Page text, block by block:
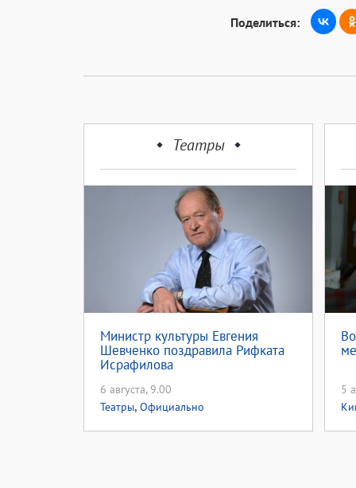
Поделиться:
Театры
Министр культуры Евгения
Шевченко поздравила Рифката
Исрафилова
6 августа, 9.00
Театры, Официально
5